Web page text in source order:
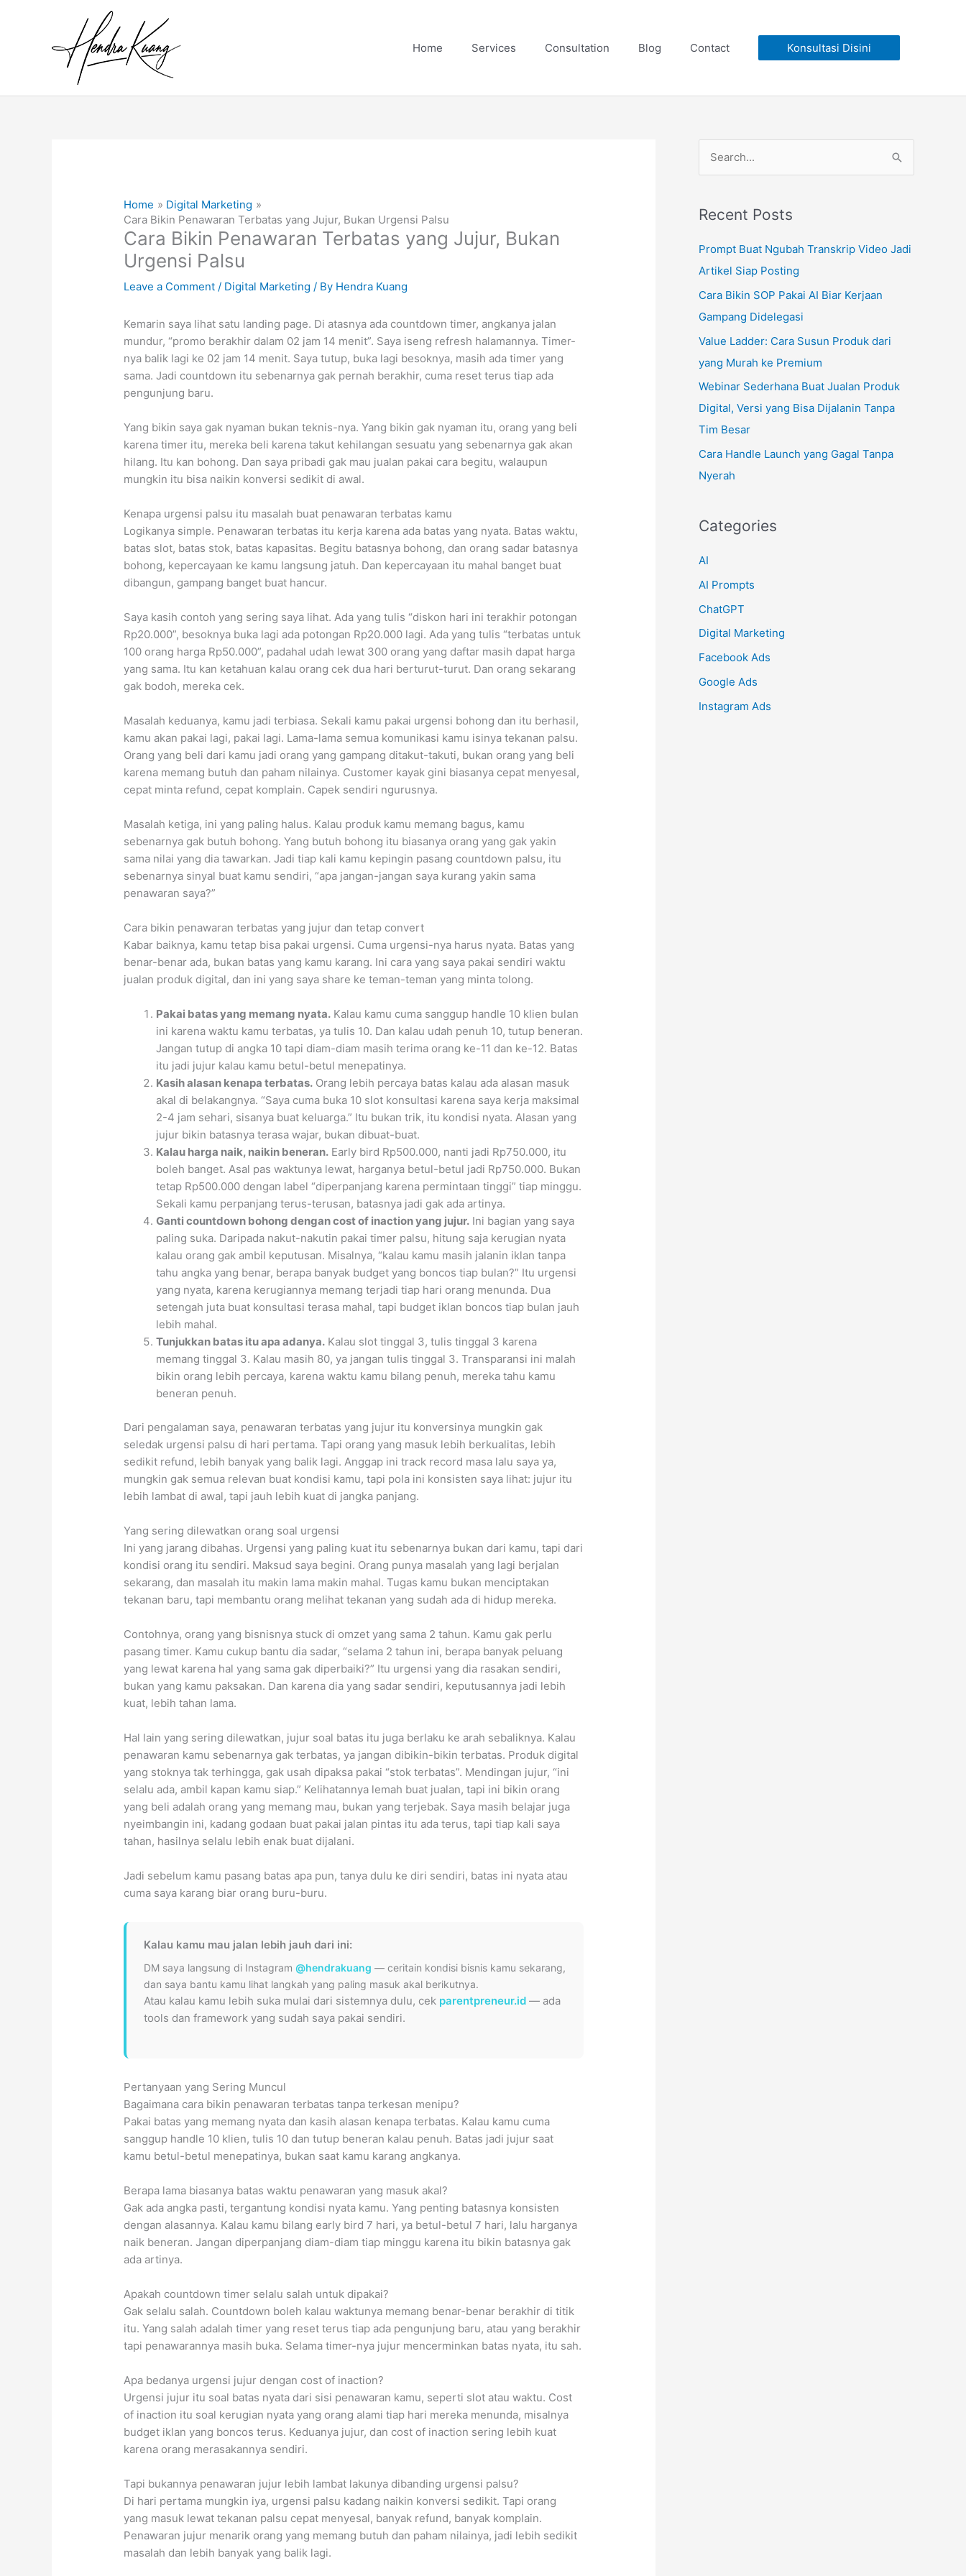
Home Services Consultation Blog Contact Konsultasi Disini
Home
Digital Marketing
Cara Bikin Penawaran Terbatas yang Jujur, Bukan Urgensi Palsu
Cara Bikin Penawaran Terbatas yang Jujur, Bukan
Urgensi Palsu
Leave a Comment / Digital Marketing / By Hendra Kuang
Kemarin saya lihat satu landing page. Di atasnya ada countdown timer, angkanya jalan
mundur, “promo berakhir dalam 02 jam 14 menit”. Saya iseng refresh halamannya. Timer-
nya balik lagi ke 02 jam 14 menit. Saya tutup, buka lagi besoknya, masih ada timer yang
sama. Jadi countdown itu sebenarnya gak pernah berakhir, cuma reset terus tiap ada
pengunjung baru.
Yang bikin saya gak nyaman bukan teknis-nya. Yang bikin gak nyaman itu, orang yang beli
karena timer itu, mereka beli karena takut kehilangan sesuatu yang sebenarnya gak akan
hilang. Itu kan bohong. Dan saya pribadi gak mau jualan pakai cara begitu, walaupun
mungkin itu bisa naikin konversi sedikit di awal.
Kenapa urgensi palsu itu masalah buat penawaran terbatas kamu
Logikanya simple. Penawaran terbatas itu kerja karena ada batas yang nyata. Batas waktu,
batas slot, batas stok, batas kapasitas. Begitu batasnya bohong, dan orang sadar batasnya
bohong, kepercayaan ke kamu langsung jatuh. Dan kepercayaan itu mahal banget buat
dibangun, gampang banget buat hancur.
Saya kasih contoh yang sering saya lihat. Ada yang tulis “diskon hari ini terakhir potongan
Rp20.000”, besoknya buka lagi ada potongan Rp20.000 lagi. Ada yang tulis “terbatas untuk
100 orang harga Rp50.000”, padahal udah lewat 300 orang yang daftar masih dapat harga
yang sama. Itu kan ketahuan kalau orang cek dua hari berturut-turut. Dan orang sekarang
gak bodoh, mereka cek.
Masalah keduanya, kamu jadi terbiasa. Sekali kamu pakai urgensi bohong dan itu berhasil,
kamu akan pakai lagi, pakai lagi. Lama-lama semua komunikasi kamu isinya tekanan palsu.
Orang yang beli dari kamu jadi orang yang gampang ditakut-takuti, bukan orang yang beli
karena memang butuh dan paham nilainya. Customer kayak gini biasanya cepat menyesal,
cepat minta refund, cepat komplain. Capek sendiri ngurusnya.
Masalah ketiga, ini yang paling halus. Kalau produk kamu memang bagus, kamu
sebenarnya gak butuh bohong. Yang butuh bohong itu biasanya orang yang gak yakin
sama nilai yang dia tawarkan. Jadi tiap kali kamu kepingin pasang countdown palsu, itu
sebenarnya sinyal buat kamu sendiri, “apa jangan-jangan saya kurang yakin sama
penawaran saya?”
Cara bikin penawaran terbatas yang jujur dan tetap convert
Kabar baiknya, kamu tetap bisa pakai urgensi. Cuma urgensi-nya harus nyata. Batas yang
benar-benar ada, bukan batas yang kamu karang. Ini cara yang saya pakai sendiri waktu
jualan produk digital, dan ini yang saya share ke teman-teman yang minta tolong.
Pakai batas yang memang nyata. Kalau kamu cuma sanggup handle 10 klien bulan
ini karena waktu kamu terbatas, ya tulis 10. Dan kalau udah penuh 10, tutup beneran.
Jangan tutup di angka 10 tapi diam-diam masih terima orang ke-11 dan ke-12. Batas
itu jadi jujur kalau kamu betul-betul menepatinya.
Kasih alasan kenapa terbatas. Orang lebih percaya batas kalau ada alasan masuk
akal di belakangnya. “Saya cuma buka 10 slot konsultasi karena saya kerja maksimal
2-4 jam sehari, sisanya buat keluarga.” Itu bukan trik, itu kondisi nyata. Alasan yang
jujur bikin batasnya terasa wajar, bukan dibuat-buat.
Kalau harga naik, naikin beneran. Early bird Rp500.000, nanti jadi Rp750.000, itu
boleh banget. Asal pas waktunya lewat, harganya betul-betul jadi Rp750.000. Bukan
tetap Rp500.000 dengan label “diperpanjang karena permintaan tinggi” tiap minggu.
Sekali kamu perpanjang terus-terusan, batasnya jadi gak ada artinya.
Ganti countdown bohong dengan cost of inaction yang jujur. Ini bagian yang saya
paling suka. Daripada nakut-nakutin pakai timer palsu, hitung saja kerugian nyata
kalau orang gak ambil keputusan. Misalnya, “kalau kamu masih jalanin iklan tanpa
tahu angka yang benar, berapa banyak budget yang boncos tiap bulan?” Itu urgensi
yang nyata, karena kerugiannya memang terjadi tiap hari orang menunda. Dua
setengah juta buat konsultasi terasa mahal, tapi budget iklan boncos tiap bulan jauh
lebih mahal.
Tunjukkan batas itu apa adanya. Kalau slot tinggal 3, tulis tinggal 3 karena
memang tinggal 3. Kalau masih 80, ya jangan tulis tinggal 3. Transparansi ini malah
bikin orang lebih percaya, karena waktu kamu bilang penuh, mereka tahu kamu
beneran penuh.
Dari pengalaman saya, penawaran terbatas yang jujur itu konversinya mungkin gak
seledak urgensi palsu di hari pertama. Tapi orang yang masuk lebih berkualitas, lebih
sedikit refund, lebih banyak yang balik lagi. Anggap ini track record masa lalu saya ya,
mungkin gak semua relevan buat kondisi kamu, tapi pola ini konsisten saya lihat: jujur itu
lebih lambat di awal, tapi jauh lebih kuat di jangka panjang.
Yang sering dilewatkan orang soal urgensi
Ini yang jarang dibahas. Urgensi yang paling kuat itu sebenarnya bukan dari kamu, tapi dari
kondisi orang itu sendiri. Maksud saya begini. Orang punya masalah yang lagi berjalan
sekarang, dan masalah itu makin lama makin mahal. Tugas kamu bukan menciptakan
tekanan baru, tapi membantu orang melihat tekanan yang sudah ada di hidup mereka.
Contohnya, orang yang bisnisnya stuck di omzet yang sama 2 tahun. Kamu gak perlu
pasang timer. Kamu cukup bantu dia sadar, “selama 2 tahun ini, berapa banyak peluang
yang lewat karena hal yang sama gak diperbaiki?” Itu urgensi yang dia rasakan sendiri,
bukan yang kamu paksakan. Dan karena dia yang sadar sendiri, keputusannya jadi lebih
kuat, lebih tahan lama.
Hal lain yang sering dilewatkan, jujur soal batas itu juga berlaku ke arah sebaliknya. Kalau
penawaran kamu sebenarnya gak terbatas, ya jangan dibikin-bikin terbatas. Produk digital
yang stoknya tak terhingga, gak usah dipaksa pakai “stok terbatas”. Mendingan jujur, “ini
selalu ada, ambil kapan kamu siap.” Kelihatannya lemah buat jualan, tapi ini bikin orang
yang beli adalah orang yang memang mau, bukan yang terjebak. Saya masih belajar juga
nyeimbangin ini, kadang godaan buat pakai jalan pintas itu ada terus, tapi tiap kali saya
tahan, hasilnya selalu lebih enak buat dijalani.
Jadi sebelum kamu pasang batas apa pun, tanya dulu ke diri sendiri, batas ini nyata atau
cuma saya karang biar orang buru-buru.
Kalau kamu mau jalan lebih jauh dari ini:
DM saya langsung di Instagram@hendrakuang — ceritain kondisi bisnis kamu sekarang,
dan saya bantu kamu lihat langkah yang paling masuk akal berikutnya.
Atau kalau kamu lebih suka mulai dari sistemnya dulu, cek parentpreneur.id — ada
tools dan framework yang sudah saya pakai sendiri.
Pertanyaan yang Sering Muncul
Bagaimana cara bikin penawaran terbatas tanpa terkesan menipu?
Pakai batas yang memang nyata dan kasih alasan kenapa terbatas. Kalau kamu cuma
sanggup handle 10 klien, tulis 10 dan tutup beneran kalau penuh. Batas jadi jujur saat
kamu betul-betul menepatinya, bukan saat kamu karang angkanya.
Berapa lama biasanya batas waktu penawaran yang masuk akal?
Gak ada angka pasti, tergantung kondisi nyata kamu. Yang penting batasnya konsisten
dengan alasannya. Kalau kamu bilang early bird 7 hari, ya betul-betul 7 hari, lalu harganya
naik beneran. Jangan diperpanjang diam-diam tiap minggu karena itu bikin batasnya gak
ada artinya.
Apakah countdown timer selalu salah untuk dipakai?
Gak selalu salah. Countdown boleh kalau waktunya memang benar-benar berakhir di titik
itu. Yang salah adalah timer yang reset terus tiap ada pengunjung baru, atau yang berakhir
tapi penawarannya masih buka. Selama timer-nya jujur mencerminkan batas nyata, itu sah.
Apa bedanya urgensi jujur dengan cost of inaction?
Urgensi jujur itu soal batas nyata dari sisi penawaran kamu, seperti slot atau waktu. Cost
of inaction itu soal kerugian nyata yang orang alami tiap hari mereka menunda, misalnya
budget iklan yang boncos terus. Keduanya jujur, dan cost of inaction sering lebih kuat
karena orang merasakannya sendiri.
Tapi bukannya penawaran jujur lebih lambat lakunya dibanding urgensi palsu?
Di hari pertama mungkin iya, urgensi palsu kadang naikin konversi sedikit. Tapi orang
yang masuk lewat tekanan palsu cepat menyesal, banyak refund, banyak komplain.
Penawaran jujur menarik orang yang memang butuh dan paham nilainya, jadi lebih sedikit
masalah dan lebih banyak yang balik lagi.
r
h
f
o
r
:
Recent Posts
Prompt Buat Ngubah Transkrip Video Jadi
Artikel Siap Posting
Cara Bikin SOP Pakai AI Biar Kerjaan
Gampang Didelegasi
Value Ladder: Cara Susun Produk dari
yang Murah ke Premium
Webinar Sederhana Buat Jualan Produk
Digital, Versi yang Bisa Dijalanin Tanpa
Tim Besar
Cara Handle Launch yang Gagal Tanpa
Nyerah
Categories
AI
AI Prompts
ChatGPT
Digital Marketing
Facebook Ads
Google Ads
Instagram Ads